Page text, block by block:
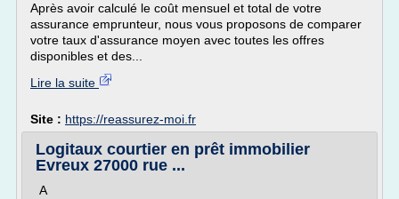
Après avoir calculé le coût mensuel et total de votre
assurance emprunteur, nous vous proposons de comparer
votre taux d'assurance moyen avec toutes les offres
disponibles et des...
Lire la suite
Site : https://reassurez-moi.fr
Logitaux courtier en prêt immobilier
Evreux 27000 rue ...
A